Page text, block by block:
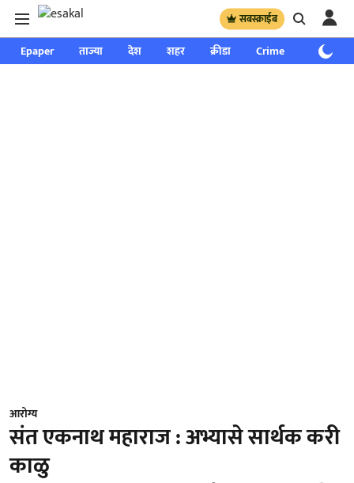
सबस्क्राईब
Epaper ताज्या देश शहर क्रीडा Crime साप्ताहिक
आरोग्य
संत एकनाथ महाराज : अभ्यासे सार्थक करी
काळु